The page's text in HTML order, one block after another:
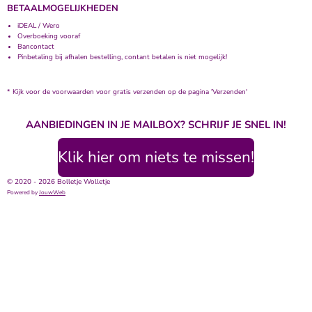
BETAALMOGELIJKHEDEN
iDEAL / Wero
Overboeking vooraf
Bancontact
Pinbetaling bij afhalen bestelling, contant betalen is niet mogelijk!
* Kijk voor de voorwaarden voor gratis verzenden op de pagina 'Verzenden'
AANBIEDINGEN IN JE MAILBOX? SCHRIJF JE SNEL IN!
Klik hier om niets te missen!
© 2020 - 2026 Bolletje Wolletje
Powered byJouwWeb